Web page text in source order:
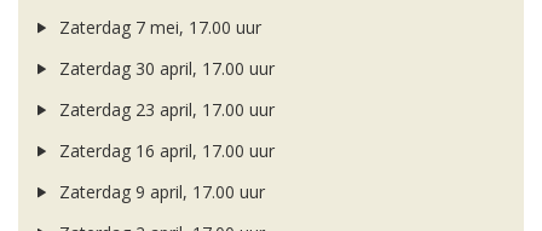
Zaterdag 7 mei, 17.00 uur
Zaterdag 30 april, 17.00 uur
Zaterdag 23 april, 17.00 uur
Zaterdag 16 april, 17.00 uur
Zaterdag 9 april, 17.00 uur